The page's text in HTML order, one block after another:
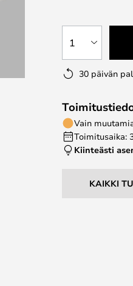
1
30 päivän
Vain
Toimitusaika:
Kiinteästi
KAIKKI